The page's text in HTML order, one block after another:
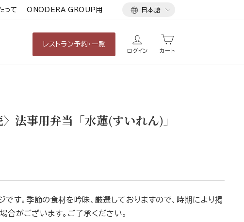
って ONODERA GROUP用
言
日本語
レストラン予約・一覧
ログイン カート
〉法事用弁当「水蓮(すいれん)」
です。季節の食材を吟味、厳選しておりますので、時期により掲
合がございます。ご了承ください。